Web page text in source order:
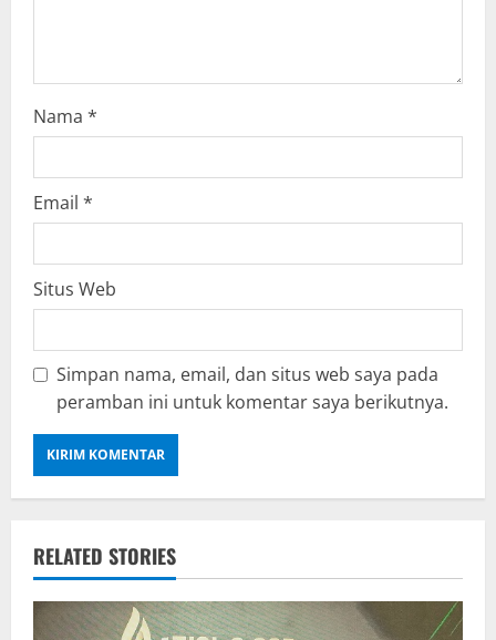
Nama *
Email *
Situs Web
Simpan nama, email, dan situs web saya pada
peramban ini untuk komentar saya berikutnya.
RELATED STORIES